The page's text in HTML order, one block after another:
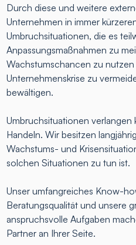
Durch diese und weitere
Unternehmen in immer
Umbruchsituationen, die es
Anpassungsmaßnahmen zu
Wachstumschancen zu
Unternehmenskrise zu
bewältigen.
Umbruchsituationen
Handeln. Wir besitzen
Wachstums- und
solchen Situationen zu tun ist.
Unser umfangreiches Know-
Beratungsqualität und unsere
anspruchsvolle Aufgaben
Partner an Ihrer Seite.